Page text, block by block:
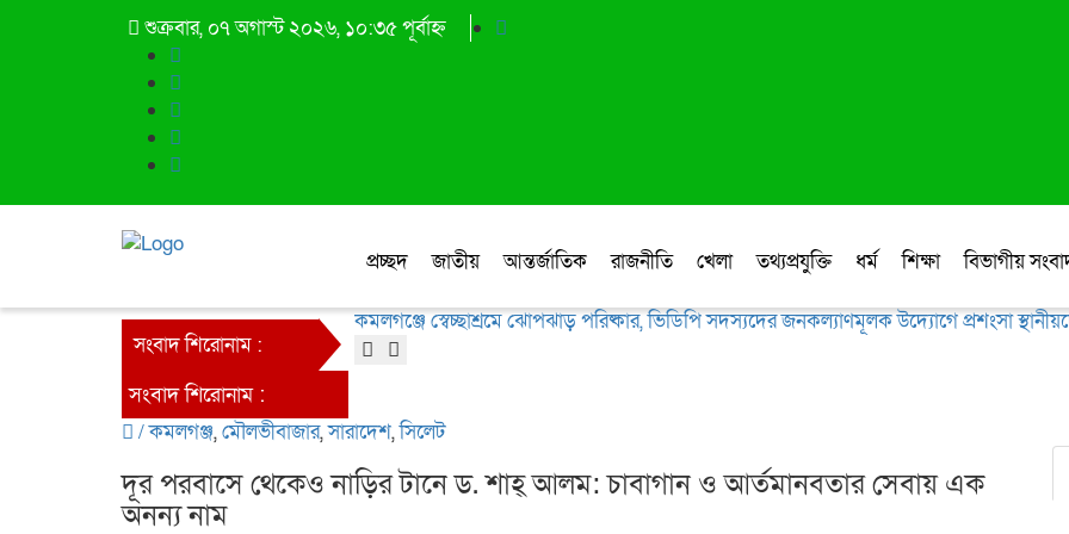
শুক্রবার, ০৭ অগাস্ট ২০২৬, ১০:৩৫ পূর্বাহ্ন
প্রচ্ছদ জাতীয় আন্তর্জাতিক রাজনীতি খেলা তথ্যপ্রযুক্তি ধর্ম শিক্ষা বিভাগীয়
সংবাদ শিরোনাম :
কমলগঞ্জে স্বেচ্ছাশ্রমে ঝোপঝাড় পরিষ্কার, ভিডিপি সদস্যদের জনকল্যাণমূলক উদ্যোগে প্রশংসা
সংবাদ শিরোনাম :
/কমলগঞ্জ,মৌলভীবাজার,সারাদেশ,সিলেট
দূর পরবাসে থেকেও নাড়ির টানে ড. শাহ্ আলম: চাবাগান ও আর্তমানবতার সেবায় এক
অনন্য নাম